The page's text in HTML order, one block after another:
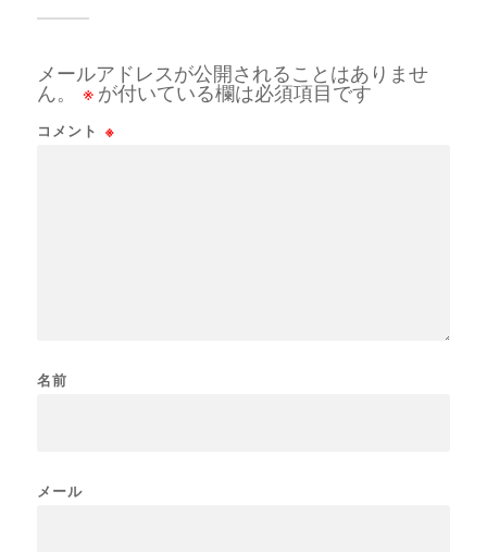
メールアドレスが公開されることはありませ
ん。
※ が付いている欄は必須項目です
コメント ※
名前
メール